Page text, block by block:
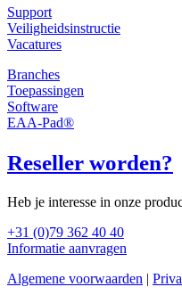
Support
Veiligheidsinstructie
Vacatures
Branches
Toepassingen
Software
EAA-Pad®
Reseller worden?
Heb je interesse in onze
+31 (0)79 362 40 40
Informatie aanvragen
Algemene voorwaarden |